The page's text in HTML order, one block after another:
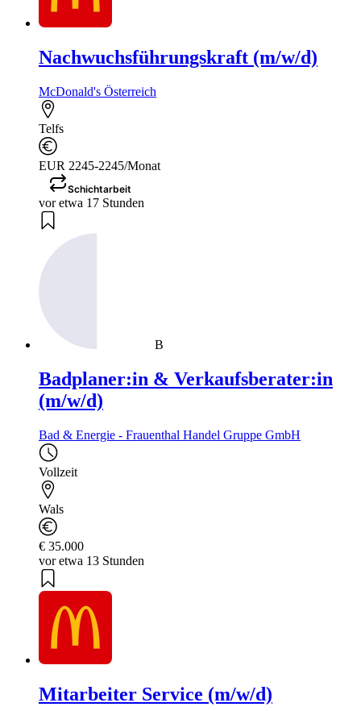
Nachwuchsführungskraft (m/w/d)
McDonald's Österreich
Telfs
EUR 2245-2245/Monat
Schichtarbeit
vor etwa 17 Stunden
B
Badplaner:in & Verkaufsberater:in
(m/w/d)
Bad & Energie - Frauenthal Handel Gruppe GmbH
Vollzeit
Wals
€ 35.000
vor etwa 13 Stunden
Mitarbeiter Service (m/w/d)